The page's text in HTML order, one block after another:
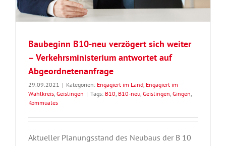
Baubeginn B10-neu verzögert sich weiter
– Verkehrsministerium antwortet auf
Abgeordnetenanfrage
29.09.2021 | Kategorien: Engagiert im Land Engagiert im
Wahlkreis Geislingen | Tags: B10 B10-neu Geislingen Gingen
Kommuales
Aktueller Planungsstand des Neubaus der B 10